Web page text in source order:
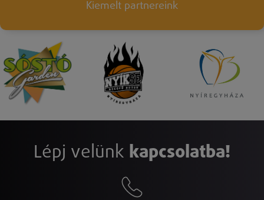
Kiemelt partnereink
Lépj velünk kapcsolatba!